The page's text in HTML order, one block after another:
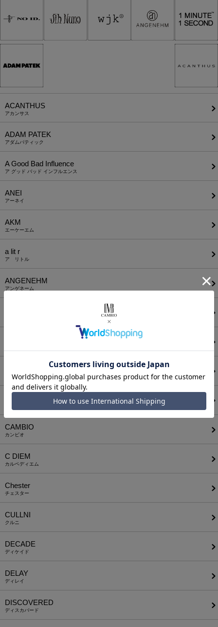
ACANTHUS
アカンサス
ADAM PATEK
アダムパティック
A Good Bad Influence
ア グッド バッド インフルエンス
ANEI
アーネイ
AKM
エーケーエム
a lit r
ア リトル
ANGENEHM
アンゲネーム
BODYSONG.
ボディソング
CALL&RESPONSE
コールアンドレスポンス
CAMBIO
カンビオ
C DIEM
カルペディエム
Chester
チェスター
CULLNI
クルニ
DECADE
ディケイド
DELAY
ディレイ
DISCOVERED
ディスカバード